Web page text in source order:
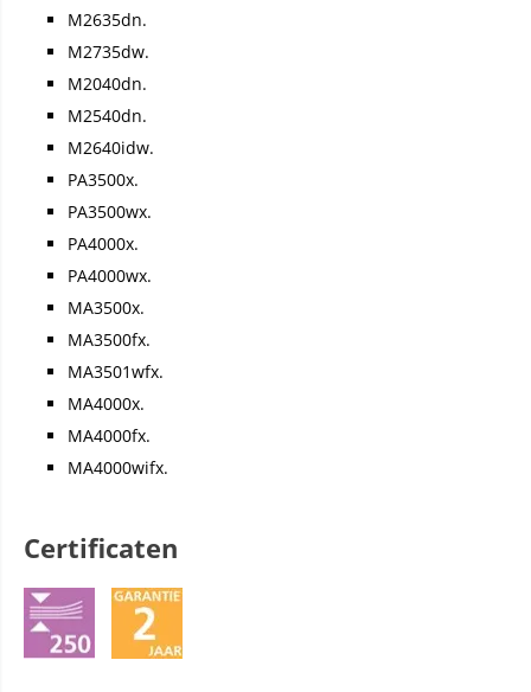
M2635dn.
M2735dw.
M2040dn.
M2540dn.
M2640idw.
PA3500x.
PA3500wx.
PA4000x.
PA4000wx.
MA3500x.
MA3500fx.
MA3501wfx.
MA4000x.
MA4000fx.
MA4000wifx.
Certificaten